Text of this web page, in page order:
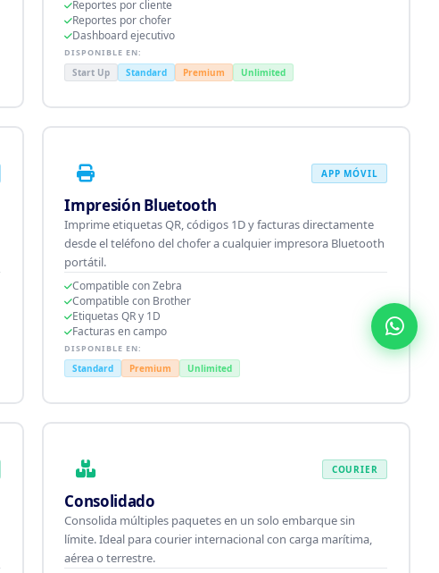
Reportes por cliente
Reportes por chofer
Dashboard ejecutivo
DISPONIBLE EN:
Start Up Standard Premium Unlimited
APP MÓVIL
Impresión Bluetooth
Imprime etiquetas QR, códigos 1D y facturas directamente
desde el teléfono del chofer a cualquier impresora Bluetooth
portátil.
Compatible con Zebra
Compatible con Brother
Etiquetas QR y 1D
Facturas en campo
DISPONIBLE EN:
Standard Premium Unlimited
COURIER
Consolidado
Consolida múltiples paquetes en un solo embarque sin
límite. Ideal para courier internacional con carga marítima,
aérea o terrestre.